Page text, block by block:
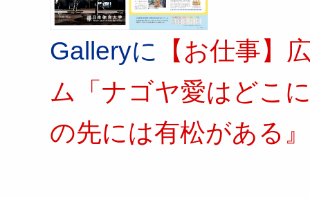
Galleryに 【お仕事】
ム「ナゴヤ愛はどこ
の先には有松がある